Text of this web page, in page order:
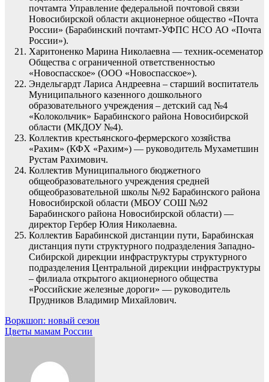
почтамта Управление федеральной почтовой связи
Новосибирской области акционерное общество «Почта
России» (Барабинский почтамт-УФПС НСО АО «Почта
России»).
Харитоненко Марина Николаевна — техник-осеменатор
Общества с ограниченной ответственностью
«Новоспасское» (ООО «Новоспасское»).
Эндельгардт Лариса Андреевна – старший воспитатель
Муниципального казенного дошкольного
образовательного учреждения – детский сад №4
«Колокольчик» Барабинского района Новосибирской
области (МКДОУ №4).
Коллектив крестьянского-фермерского хозяйства
«Рахим» (КФХ «Рахим») — руководитель Мухаметшин
Рустам Рахимович.
Коллектив Муниципального бюджетного
общеобразовательного учреждения средней
общеобразовательной школы №92 Барабинского района
Новосибирской области (МБОУ СОШ №92
Барабинского района Новосибирской области) —
директор Гербер Юлия Николаевна.
Коллектив Барабинской дистанции пути, Барабинская
дистанция пути структурного подразделения Западно-
Сибирской дирекции инфраструктуры структурного
подразделения Центральной дирекции инфраструктуры
– филиала открытого акционерного общества
«Российские железные дороги» — руководитель
Прудников Владимир Михайлович.
Навигация
по
Воркшоп: новый сезон
Цветы мамам России